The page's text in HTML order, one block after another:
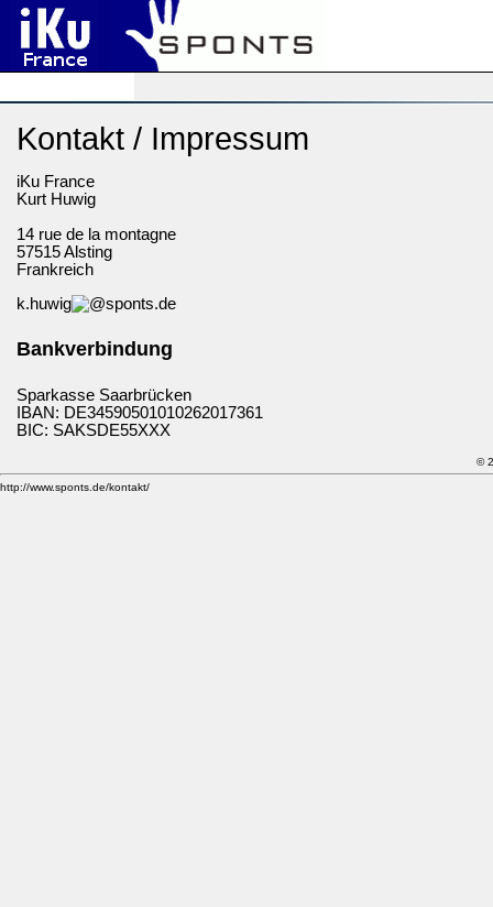
Kontakt / Impressum
iKu France
Kurt Huwig
14 rue de la montagne
57515 Alsting
Frankreich
k.huwig
sponts.de
Bankverbindung
Sparkasse Saarbrücken
IBAN: DE34590501010262017361
BIC: SAKSDE55XXX
©
http://www.sponts.de/kontakt/